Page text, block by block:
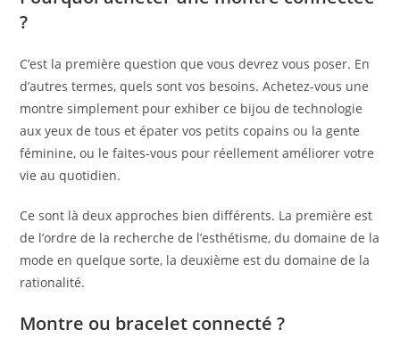
?
C’est la première question que vous devrez vous poser. En
d’autres termes, quels sont vos besoins. Achetez-vous une
montre simplement pour exhiber ce bijou de technologie
aux yeux de tous et épater vos petits copains ou la gente
féminine, ou le faites-vous pour réellement améliorer votre
vie au quotidien.
Ce sont là deux approches bien différents. La première est
de l’ordre de la recherche de l’esthétisme, du domaine de la
mode en quelque sorte, la deuxième est du domaine de la
rationalité.
Montre ou bracelet connecté ?